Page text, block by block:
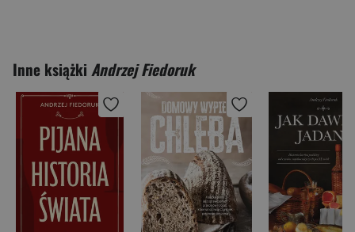
Inne książki Andrzej Fiedoruk